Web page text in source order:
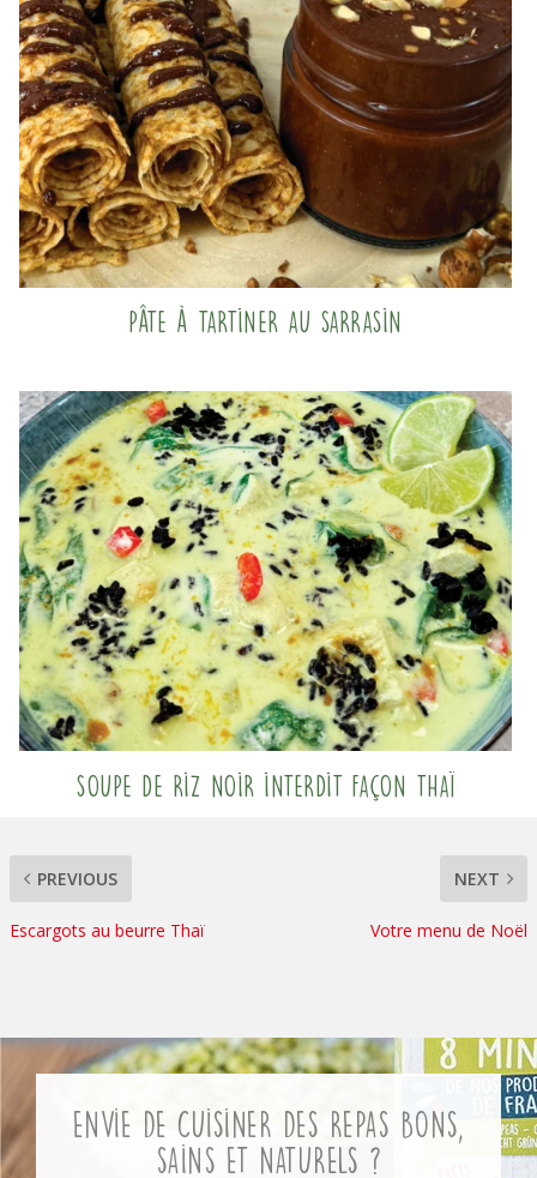
Pâte à tartiner au sarrasin
Soupe de riz noir interdit façon Thaï
PREVIOUS
Escargots au beurre Thaï
NEXT
Votre menu de Noël
Envie de cuisiner des repas bons,
sains et naturels ?